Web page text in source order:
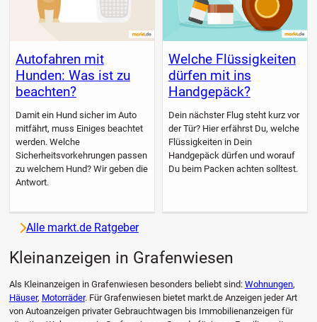
Autofahren mit
Hunden: Was ist zu
beachten?
Damit ein Hund sicher im Auto
mitfährt, muss Einiges beachtet
werden. Welche
Sicherheitsvorkehrungen passen
zu welchem Hund? Wir geben die
Antwort.
Welche Flüssigkeiten
dürfen mit ins
Handgepäck?
Dein nächster Flug steht kurz vor
der Tür? Hier erfährst Du, welche
Flüssigkeiten in Dein
Handgepäck dürfen und worauf
Du beim Packen achten solltest.
Alle markt.de Ratgeber
Kleinanzeigen in Grafenwiesen
Als Kleinanzeigen in Grafenwiesen besonders beliebt sind: Wohnungen,
Häuser, Motorräder. Für Grafenwiesen bietet markt.de Anzeigen jeder Art
von Autoanzeigen privater Gebrauchtwagen bis Immobilienanzeigen für